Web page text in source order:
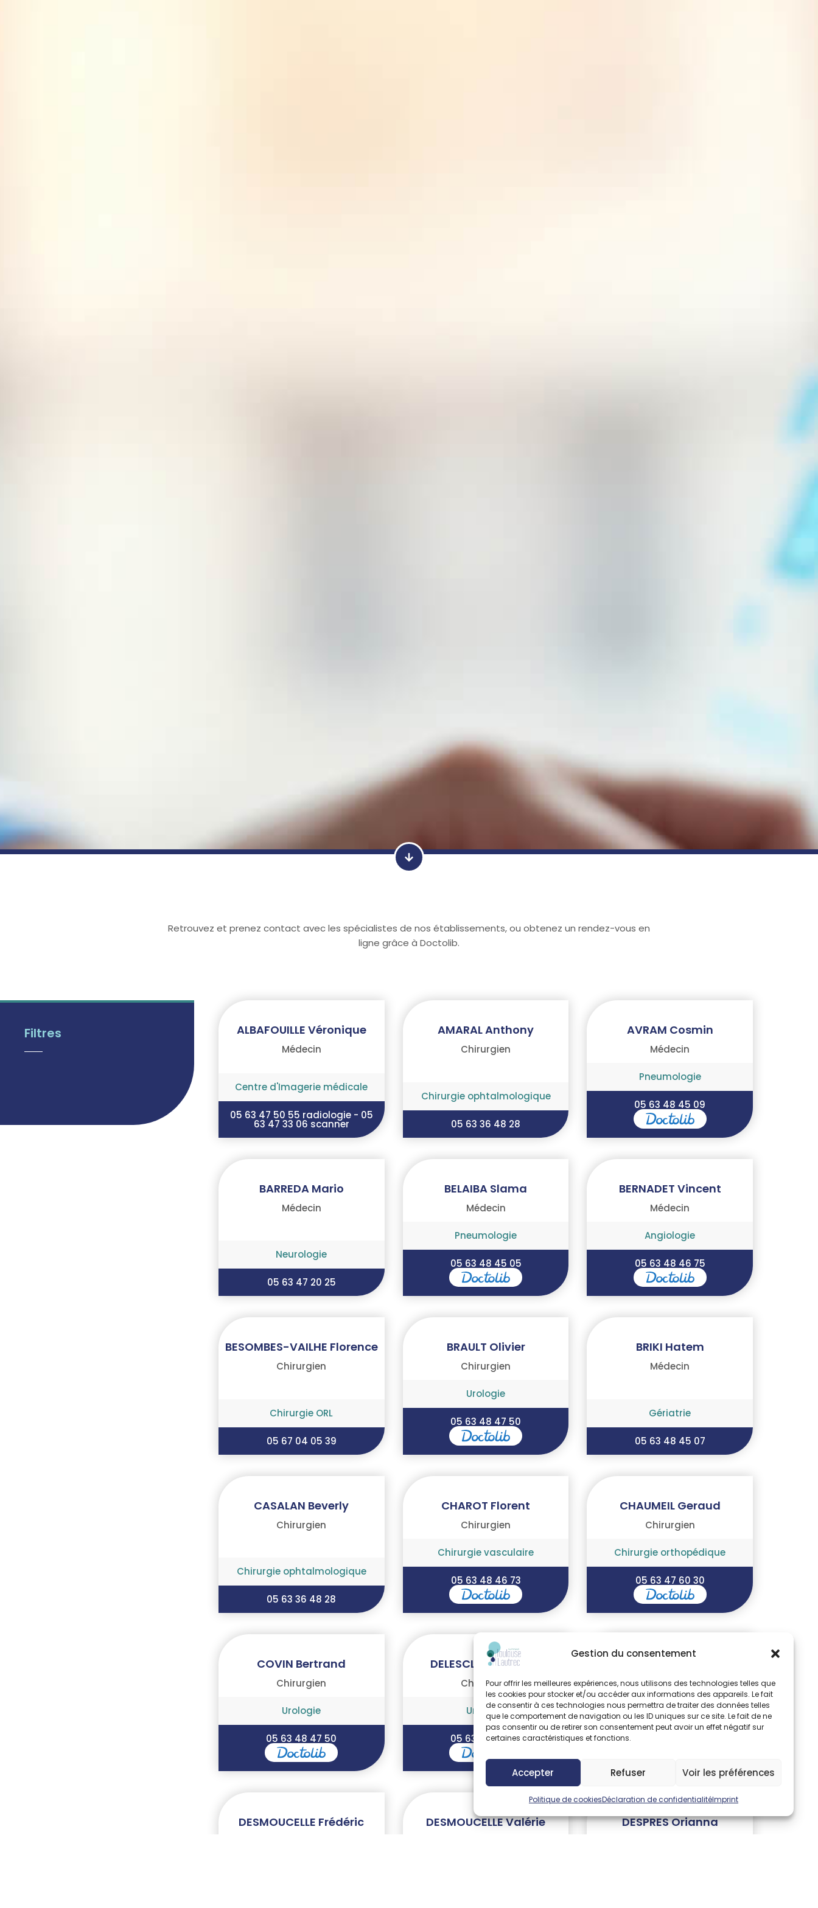
Gestion du consentement
Pour offrir les meilleures expériences, nous utilisons des technologies telles que
les cookies pour stocker et/ou accéder aux informations des appareils. Le fait
de consentir à ces technologies nous permettra de traiter des données telles
que le comportement de navigation ou les ID uniques sur ce site. Le fait de ne
pas consentir ou de retirer son consentement peut avoir un effet négatif sur
certaines caractéristiques et fonctions.
Accepter Refuser Voir les préférences
Politique de cookiesDéclaration de confidentialitéImprint
Retrouvez et prenez contact avec les spécialistes de nos établissements, ou obtenez un rendez-vous en
ligne grâce à Doctolib.
Filtres ALBAFOUILLE Véronique
Médecin
Centre d'Imagerie médicale
05 63 47 50 55 radiologie - 05
63 47 33 06 scanner
AMARAL Anthony
Chirurgien
Chirurgie ophtalmologique
05 63 36 48 28
AVRAM Cosmin
Médecin
Pneumologie
05 63 48 45 09
BARREDA Mario
Médecin
Neurologie
05 63 47 20 25
BELAIBA Slama
Médecin
Pneumologie
05 63 48 45 05
BERNADET Vincent
Médecin
Angiologie
05 63 48 46 75
BESOMBES-VAILHE Florence
Chirurgien
Chirurgie ORL
05 67 04 05 39
BRAULT Olivier
Chirurgien
Urologie
05 63 48 47 50
BRIKI Hatem
Médecin
Gériatrie
05 63 48 45 07
CASALAN Beverly
Chirurgien
Chirurgie ophtalmologique
05 63 36 48 28
CHAROT Florent
Chirurgien
Chirurgie vasculaire
05 63 48 46 73
CHAUMEIL Geraud
Chirurgien
Chirurgie orthopédique
05 63 47 60 30
COVIN Bertrand
Chirurgien
Urologie
05 63 48 47 50
DELESCLUSE Laurent
Chirurgien
Urologie
05 63 48 47 50
Chirurgien
Chirurgie orthopédique
DESMOUCELLE Frédéric DESMOUCELLE Valérie DESPRES Orianna